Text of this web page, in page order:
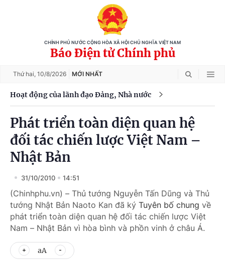
CHÍNH PHỦ NƯỚC CỘNG HÒA XÃ HỘI CHỦ NGHĨA VIỆT NAM
Báo Điện tử Chính phủ
Thứ hai, 10/8/2026 MỚI NHẤT
Hoạt động của lãnh đạo Đảng, Nhà nước
Phát triển toàn diện quan hệ
đối tác chiến lược Việt Nam –
Nhật Bản
31/10/2010 14:51
(Chinhphu.vn) – Thủ tướng Nguyễn Tấn Dũng và Thủ
tướng Nhật Bản Naoto Kan đã ký Tuyên bố chung về
phát triển toàn diện quan hệ đối tác chiến lược Việt
Nam – Nhật Bản vì hòa bình và phồn vinh ở châu Á.
aA